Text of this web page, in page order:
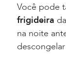
Você pode
frigideira
na noite